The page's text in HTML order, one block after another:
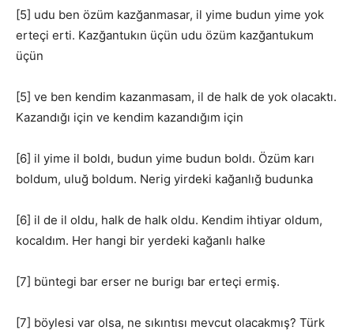
[5] udu ben özüm kazğanmasar, il yime budun yime yok
erteçi erti. Kazğantukın üçün udu özüm kazğantukum
üçün
[5] ve ben kendim kazanmasam, il de halk de yok olacaktı.
Kazandığı için ve kendim kazandığım için
[6] il yime il boldı, budun yime budun boldı. Özüm karı
boldum, uluğ boldum. Nerig yirdeki kağanlığ budunka
[6] il de il oldu, halk de halk oldu. Kendim ihtiyar oldum,
kocaldım. Her hangi bir yerdeki kağanlı halke
[7] büntegi bar erser ne burigı bar erteçi ermiş.
[7] böylesi var olsa, ne sıkıntısı mevcut olacakmış? Türk